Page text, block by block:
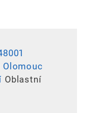
Oblastní